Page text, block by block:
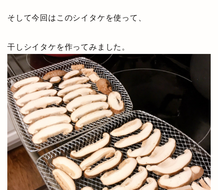
そして今回はこのシイタケを使って、
干しシイタケを作ってみました。